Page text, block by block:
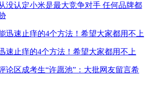
没认定小米是最大竞争对手 任何品牌都
速止痒的4个方法！希望大家都用不上